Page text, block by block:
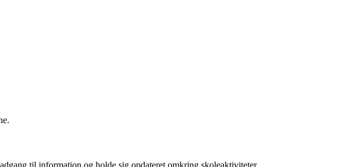
til information og holde sig opdateret omkring skoleaktiviteter.